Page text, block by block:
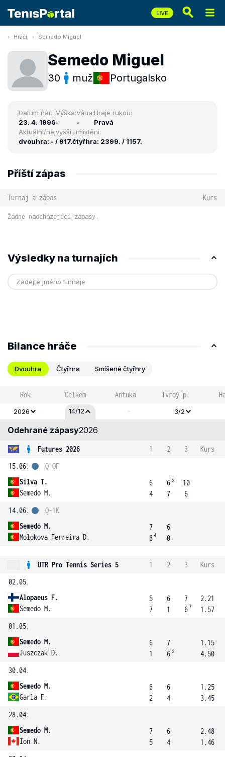
Hráči Semedo Miguel
Semedo Miguel
30 muž Portugalsko
Datum nar.:
23. 4. 1996
Výška:
-
Váha:
-
Hraje rukou:
Pravá
Aktuální/nejvyšší umístění:
dvouhra: - / 917.čtyřhra: 2399. / 1157.
Příští zápas
Turnaj a zápas Kurs
Žádné nadcházející zápasy.
Výsledky na turnajích
Bilance hráče
Dvouhra Čtyřhra Smíšené čtyřhry
Rok Celkem Antuka Tvrdý p.
2026 14/12 - 3/2
Odehrané zápasy2026
Futures 2026 1 2 3
Kurs
15.06.
Silva T.
Semedo M.
Q-OF
6
4
6 5
7
10
6
14.06.
Semedo M.
Molokova Ferreira D.
Q-1K
7
64
6
0
UTR Pro Tennis Series 5 1 2 3
Kurs
02.05.
Alopaeus F.
Semedo M.
5
7
6
1
7
67
2.21
1.57
01.05.
Semedo M.
Juszczak D.
6
1
7
6 3
1.15
4.50
30.04.
Semedo M.
Garla F.
6
2
6
4
1.25
3.45
28.04.
Semedo M.
Ion N.
7
5
6
4
2.48
1.46